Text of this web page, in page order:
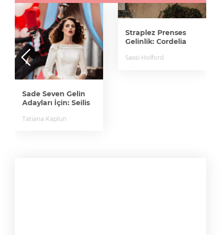
Sade Seven Gelin
Adayları İçin: Seilis
Tatiana Kaplun
Straplez Prenses
Gelinlik: Cordelia
Sassi Holford